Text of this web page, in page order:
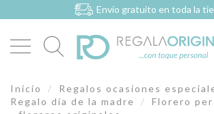
Envío gratuito en toda la
Inicio
Regalos ocasiones
Regalo día de la madre
Florero